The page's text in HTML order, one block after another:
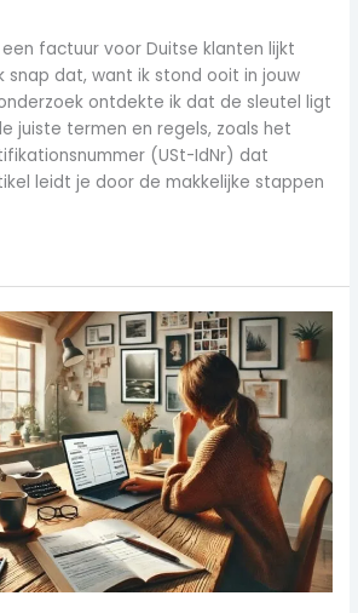
factuur voor Duitse klanten lijkt
snap dat, want ik stond ooit in jouw
ontdekte ik dat de sleutel ligt
juiste termen en regels, zoals het
(USt-IdNr) dat
leidt je door de makkelijke stappen